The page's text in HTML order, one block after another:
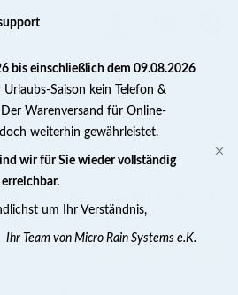
bis einschließlich dem 09.08.2026
Saison kein Telefon &
Warenversand für Online-
weiterhin gewährleistet.
wir für Sie wieder vollständig
erreichbar.
um Ihr Verständnis,
Ihr Team von Micro Rain Systems e.K.